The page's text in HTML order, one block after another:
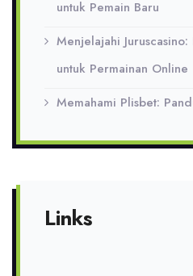
untuk Pemain Baru
Menjelajahi
untuk Permainan Online
Memahami Plisbet:
Links